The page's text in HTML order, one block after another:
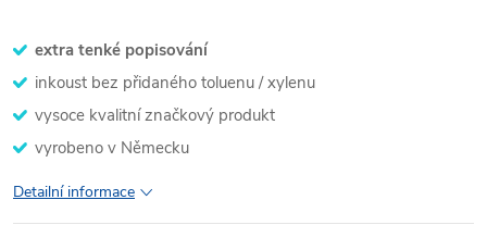
extra tenké popisování
inkoust bez přidaného toluenu / xylenu
vysoce kvalitní značkový produkt
vyrobeno v Německu
Detailní informace